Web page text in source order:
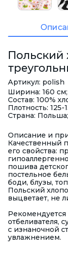
Польский
Артикул: polish
Ширина: 160 см;
Состав: 100%
Плотность: 125-
Страна: Польша;
Описание и
Качественный
его свойства:
пошива
постельное
боди, блузы,
Польский
выцветает, не
отбеливателя,
с изнаночной
увлажнением.